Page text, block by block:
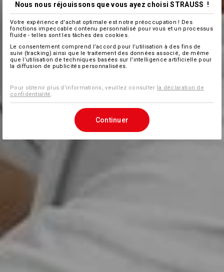
Nous nous réjouissons que vous ayez choisi STRAUSS !
Votre expérience d'achat optimale est notre préoccupation ! Des
fonctions impeccable contenu personnalisé pour vous et un processus
fluide - telles sont les tâches des cookies.
Le consentement comprend l’accord pour l’utilisation à des fins de
suivi (tracking) ainsi que le traitement des données associé, de même
que l’utilisation de techniques basées sur l’intelligence artificielle pour
la diffusion de publicités personnalisées.
Pour obtenir plus d'informations, veuillez consulter la déclaration de
confidentialité .
Continuer